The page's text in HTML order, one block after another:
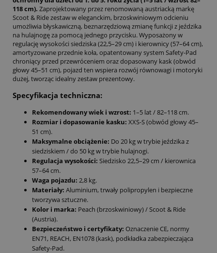
118 cm). Zaprojektowany przez renomowaną austriacką markę
Scoot & Ride zestaw w eleganckim, brzoskwiniowym odcieniu
umożliwia błyskawiczną, beznarzędziową zmianę funkcji z jeździka
na hulajnogę za pomocą jednego przycisku. Wyposażony w
regulację wysokości siedziska (22,5–29 cm) i kierownicy (57–64 cm),
amortyzowane przednie koła, opatentowany system Safety-Pad
chroniący przed przewróceniem oraz dopasowany kask (obwód
głowy 45–51 cm), pojazd ten wspiera rozwój równowagi i motoryki
dużej, tworząc idealny zestaw prezentowy.
Specyfikacja techniczna:
Rekomendowany wiek i wzrost: 1–5 lat / 82–118 cm.
Rozmiar i dopasowanie kasku: XXS-S (obwód głowy 45–
51 cm).
Maksymalne obciążenie: Do 20 kg w trybie jeździka z
siedziskiem / do 50 kg w trybie hulajnogi.
Regulacja wysokości: Siedzisko 22,5–29 cm / kierownica
57–64 cm.
Waga pojazdu: 2,8 kg.
Materiały: Aluminium, trwały polipropylen i bezpieczne
tworzywa sztuczne.
Kolor i marka: Peach (brzoskwiniowy) / Scoot & Ride
(Austria).
Bezpieczeństwo i certyfikaty: Oznaczenie CE, normy
EN71, REACH, EN1078 (kask), podkładka zabezpieczająca
Safety-Pad.